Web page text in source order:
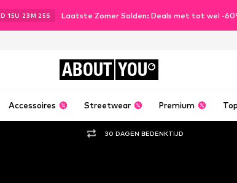
D 15U 23M 24S Laatste Zomer Solden: Deals met tot wel -
ABOUT YOU
Accessoires Streetwear Premium
30 DAGEN BEDENKTIJD